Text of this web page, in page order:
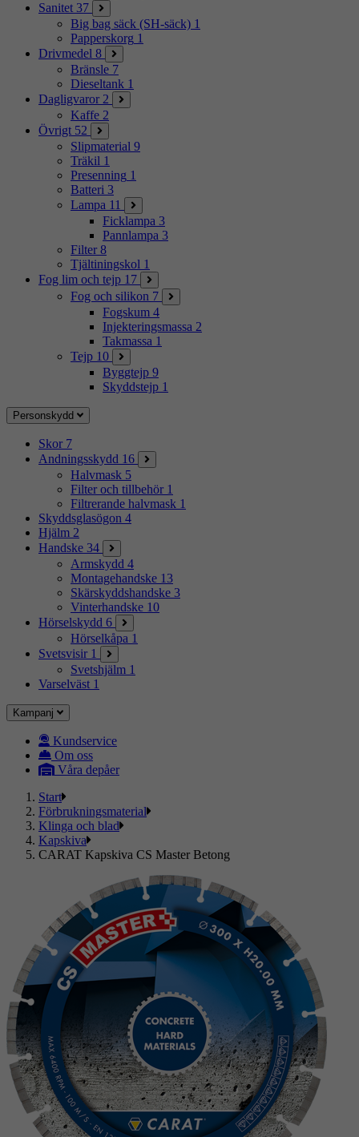
Sanitet 37
Big bag säck (SH-säck) 1
Papperskorg 1
Drivmedel 8
Bränsle 7
Dieseltank 1
Dagligvaror 2
Kaffe 2
Övrigt 52
Slipmaterial 9
Träkil 1
Presenning 1
Batteri 3
Lampa 11
Ficklampa 3
Pannlampa 3
Filter 8
Tjältiningskol 1
Fog lim och tejp 17
Fog och silikon 7
Fogskum 4
Injekteringsmassa 2
Takmassa 1
Tejp 10
Byggtejp 9
Skyddstejp 1
Personskydd
Skor 7
Andningsskydd 16
Halvmask 5
Filter och tillbehör 1
Filtrerande halvmask 1
Skyddsglasögon 4
Hjälm 2
Handske 34
Armskydd 4
Montagehandske 13
Skärskyddshandske 3
Vinterhandske 10
Hörselskydd 6
Hörselkåpa 1
Svetsvisir 1
Svetshjälm 1
Varselväst 1
Kampanj
Kundservice
Om oss
Våra depåer
Start
Förbrukningsmaterial
Klinga och blad
Kapskiva
CARAT Kapskiva CS Master Betong